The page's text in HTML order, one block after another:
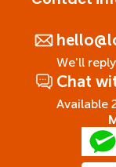
We'll
Chat
Available